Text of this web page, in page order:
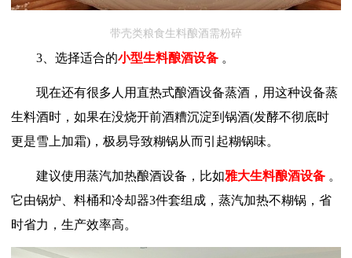
带壳类粮食生料酿酒需粉碎
3、选择适合的小型生料酿酒设备 。
现在还有很多人用直热式酿酒设备蒸酒，用这种设备蒸
生料酒时，如果在没烧开前酒糟沉淀到锅酒(发酵不彻底时
更是雪上加霜)，极易导致糊锅从而引起糊锅味。
建议使用蒸汽加热酿酒设备，比如雅大生料酿酒设备 。
它由锅炉、料桶和冷却器3件套组成，蒸汽加热不糊锅，省
时省力，生产效率高。